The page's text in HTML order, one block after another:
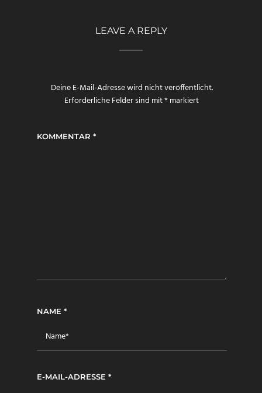
LEAVE A REPLY
Deine E-Mail-Adresse wird nicht veröffentlicht.
Erforderliche Felder sind mit*markiert
KOMMENTAR *
NAME *
E-MAIL-ADRESSE *